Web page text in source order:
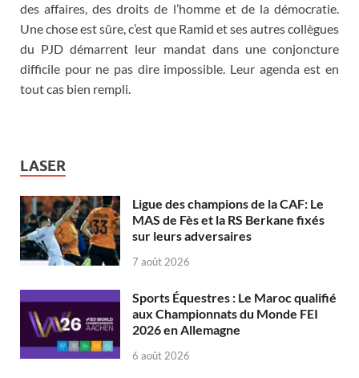
des affaires, des droits de l’homme et de la démocratie.
Une chose est sûre, c’est que Ramid et ses autres collègues
du PJD démarrent leur mandat dans une conjoncture
difficile pour ne pas dire impossible. Leur agenda est en
tout cas bien rempli.
LASER
Ligue des champions de la CAF: Le
MAS de Fès et la RS Berkane fixés
sur leurs adversaires
7 août 2026
Sports Équestres : Le Maroc qualifié
aux Championnats du Monde FEI
2026 en Allemagne
6 août 2026